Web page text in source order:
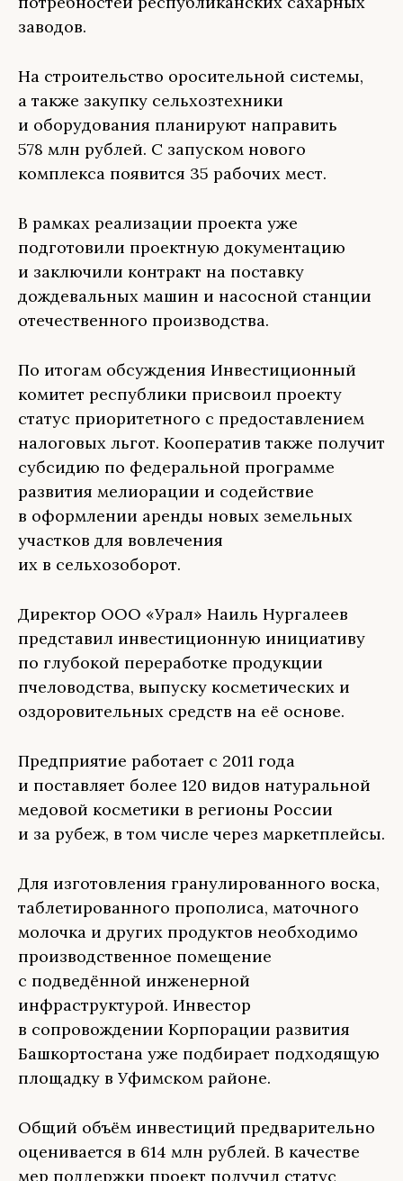
заводов.
На строительство оросительной системы,
а также закупку сельхозтехники
и оборудования планируют направить
578 млн рублей. С запуском нового
комплекса появится 35 рабочих мест.
В рамках реализации проекта уже
подготовили проектную документацию
и заключили контракт на поставку
дождевальных машин и насосной станции
отечественного производства.
По итогам обсуждения Инвестиционный
комитет республики присвоил проекту
статус приоритетного с предоставлением
налоговых льгот. Кооператив также получит
субсидию по федеральной программе
развития мелиорации и содействие
в оформлении аренды новых земельных
участков для вовлечения
их в сельхозоборот.
Директор ООО «Урал» Наиль Нургалеев
представил инвестиционную инициативу
по глубокой переработке продукции
пчеловодства, выпуску косметических и
оздоровительных средств на её основе.
Предприятие работает с 2011 года
и поставляет более 120 видов натуральной
медовой косметики в регионы России
и за рубеж, в том числе через маркетплейсы.
Для изготовления гранулированного воска,
таблетированного прополиса, маточного
молочка и других продуктов необходимо
производственное помещение
с подведённой инженерной
инфраструктурой. Инвестор
в сопровождении Корпорации развития
Башкортостана уже подбирает подходящую
площадку в Уфимском районе.
Общий объём инвестиций предварительно
оценивается в 614 млн рублей. В качестве
мер поддержки проект получил статус